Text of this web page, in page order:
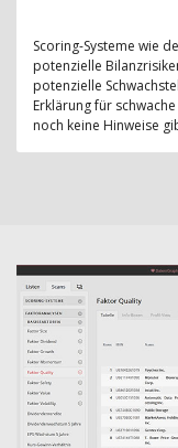
Scoring-Systeme wie
potenzielle
potenzielle
Erklärung für
noch keine Hinweise